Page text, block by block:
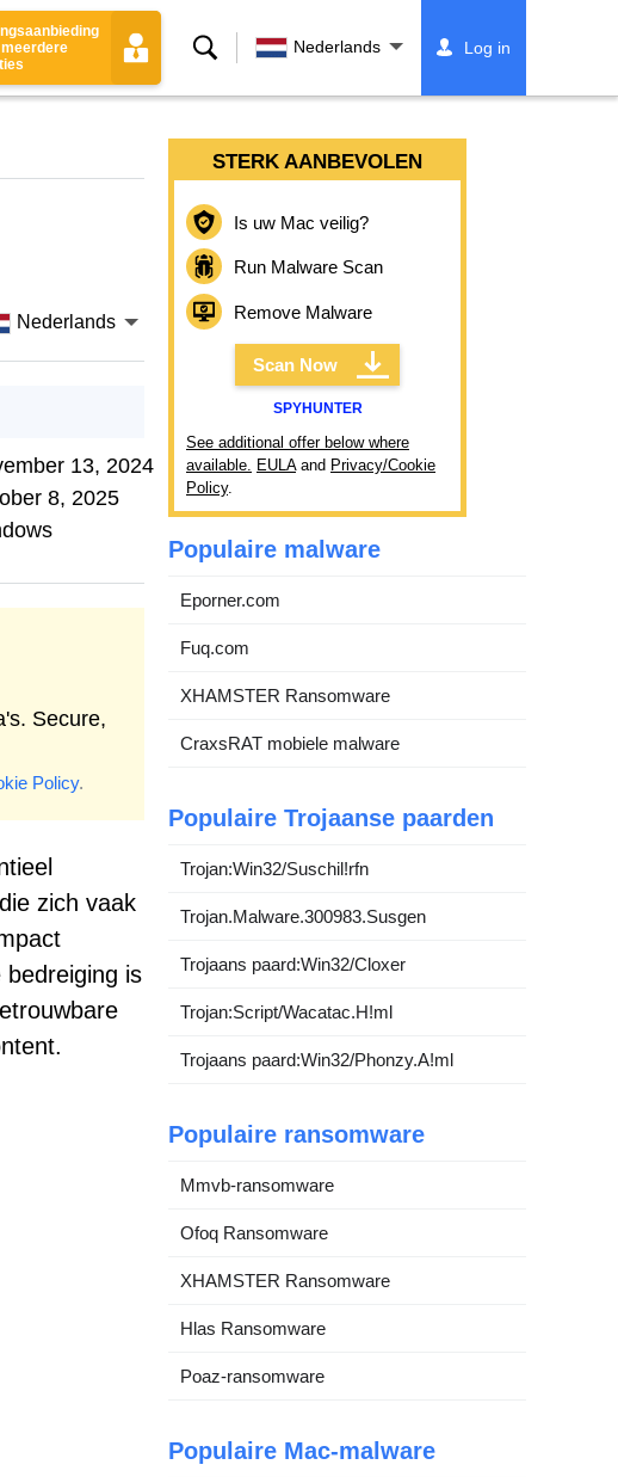
Zoeken Nederlands Log in
Nederlands
13, 2024
8, 2025
Secure,
Policy.
zich vaak
bedreiging is
STERK AANBEVOLEN
Is uw Mac veilig?
Run Malware Scan
Remove Malware
Scan Now
SPYHUNTER
See additional offer below where
available. EULAand Privacy/Cookie
Policy.
Populaire malware
Eporner.com
Fuq.com
XHAMSTER Ransomware
CraxsRAT mobiele malware
Populaire Trojaanse paarden
Trojan:Win32/Suschil!rfn
Trojan.Malware.300983.Susgen
Trojaans paard:Win32/Cloxer
Trojan:Script/Wacatac.H!ml
Trojaans paard:Win32/Phonzy.A!ml
Populaire ransomware
Mmvb-ransomware
Ofoq Ransomware
XHAMSTER Ransomware
Hlas Ransomware
Poaz-ransomware
Populaire Mac-malware